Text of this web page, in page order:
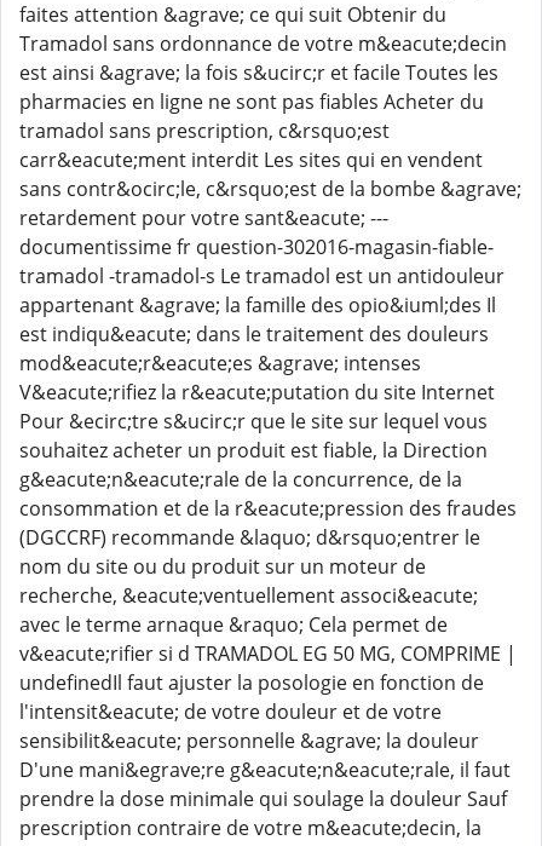
faites attention &agrave; ce qui suit Obtenir du
Tramadol sans ordonnance de votre m&eacute;decin
est ainsi &agrave; la fois s&ucirc;r et facile Toutes les
pharmacies en ligne ne sont pas fiables Acheter du
tramadol sans prescription, c&rsquo;est
carr&eacute;ment interdit Les sites qui en vendent
sans contr&ocirc;le, c&rsquo;est de la bombe &agrave;
retardement pour votre sant&eacute; ---
documentissime fr question-302016-magasin-fiable-
tramadol -tramadol-s Le tramadol est un antidouleur
appartenant &agrave; la famille des opio&iuml;des Il
est indiqu&eacute; dans le traitement des douleurs
mod&eacute;r&eacute;es &agrave; intenses
V&eacute;rifiez la r&eacute;putation du site Internet
Pour &ecirc;tre s&ucirc;r que le site sur lequel vous
souhaitez acheter un produit est fiable, la Direction
g&eacute;n&eacute;rale de la concurrence, de la
consommation et de la r&eacute;pression des fraudes
(DGCCRF) recommande &laquo; d&rsquo;entrer le
nom du site ou du produit sur un moteur de
recherche, &eacute;ventuellement associ&eacute;
avec le terme arnaque &raquo; Cela permet de
v&eacute;rifier si d TRAMADOL EG 50 MG, COMPRIME |
undefinedIl faut ajuster la posologie en fonction de
l'intensit&eacute; de votre douleur et de votre
sensibilit&eacute; personnelle &agrave; la douleur
D'une mani&egrave;re g&eacute;n&eacute;rale, il faut
prendre la dose minimale qui soulage la douleur Sauf
prescription contraire de votre m&eacute;decin, la